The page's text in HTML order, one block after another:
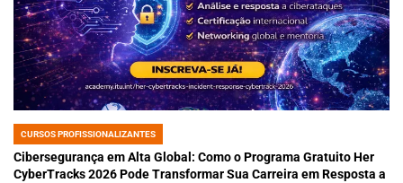
POSTED
IN
CURSOS PROFISSIONALIZANTES
Cibersegurança em Alta Global: Como o Programa Gratuito Her
CyberTracks 2026 Pode Transformar Sua Carreira em Resposta a